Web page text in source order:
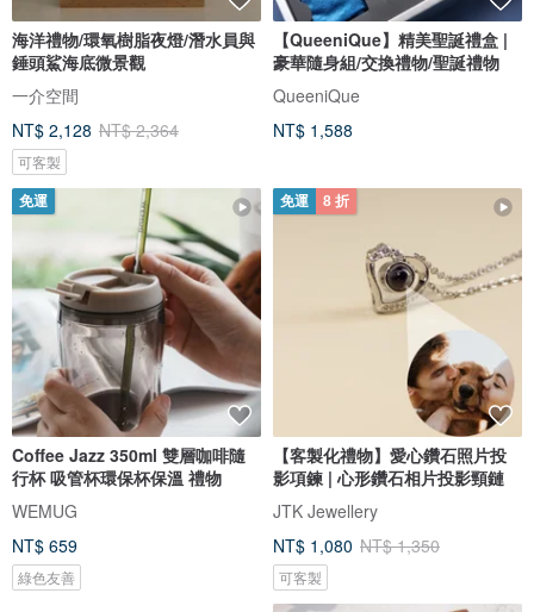
海洋禮物/環氧樹脂夜燈/潛水員與
錘頭鯊海底微景觀
一介空間
NT$ 2,128 NT$ 2,364
可客製
【QueeniQue】精美聖誕禮盒 |
豪華隨身組/交換禮物/聖誕禮物
QueeniQue
NT$ 1,588
免運
Coffee Jazz 350ml 雙層咖啡隨
行杯 吸管杯環保杯保溫 禮物
WEMUG
NT$ 659
綠色友善
免運 8 折
【客製化禮物】愛心鑽石照片投
影項鍊 | 心形鑽石相片投影頸鏈
JTK Jewellery
NT$ 1,080 NT$ 1,350
可客製